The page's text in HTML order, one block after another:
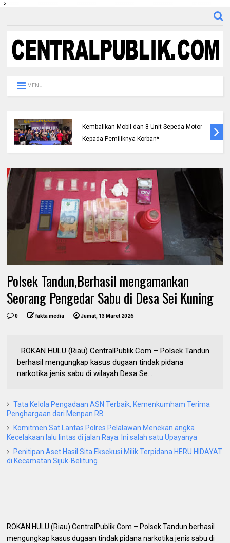
-->
MENU
Kembalikan Mobil dan 8 Unit Sepeda Motor
Kepada Pemiliknya Korban*
Polsek Tandun,Berhasil mengamankan
Seorang Pengedar Sabu di Desa Sei Kuning
0 fakta media Jumat, 13 Maret 2026
ROKAN HULU (Riau) CentralPublik.Com – Polsek Tandun
berhasil mengungkap kasus dugaan tindak pidana
narkotika jenis sabu di wilayah Desa Se...
Tata Kelola Pengadaan ASN Terbaik, Kemenkumham Terima
Penghargaan dari Menpan RB
Komitmen Sat Lantas Polres Pelalawan Menekan angka
Kecelakaan lalu lintas di jalan Raya. Ini salah satu Upayanya
Penitipan Aset Hasil Sita Eksekusi Milik Terpidana HERU HIDAYAT
di Kecamatan Sijuk-Belitung
ROKAN HULU (Riau) CentralPublik.Com – Polsek Tandun berhasil
mengungkap kasus dugaan tindak pidana narkotika jenis sabu di